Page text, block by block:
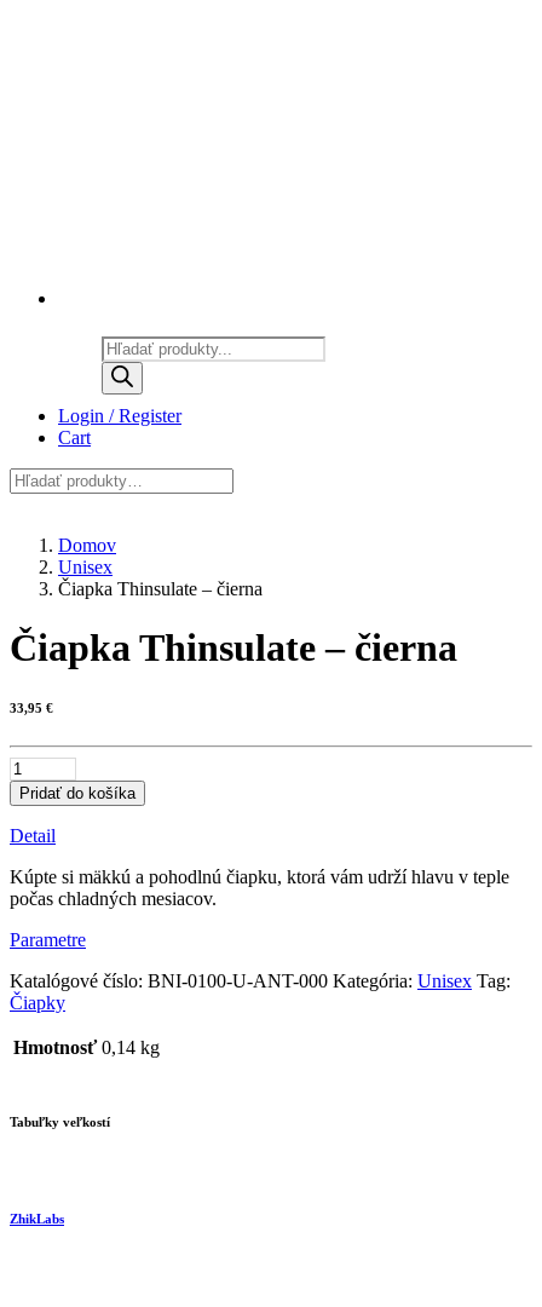
Products
search
Login / Register
Cart
Domov
Unisex
Čiapka Thinsulate – čierna
Čiapka Thinsulate – čierna
33,95 €
množstvo
Čiapka
Thinsulate
–
Pridať do košíka
Detail
Kúpte si mäkkú a pohodlnú čiapku, ktorá vám udrží hlavu v teple
počas chladných mesiacov.
Parametre
Katalógové číslo: BNI-0100-U-ANT-000 Kategória: Unisex Tag:
Čiapky
Hmotnosť 0,14 kg
Tabuľky veľkostí
ZhikLabs